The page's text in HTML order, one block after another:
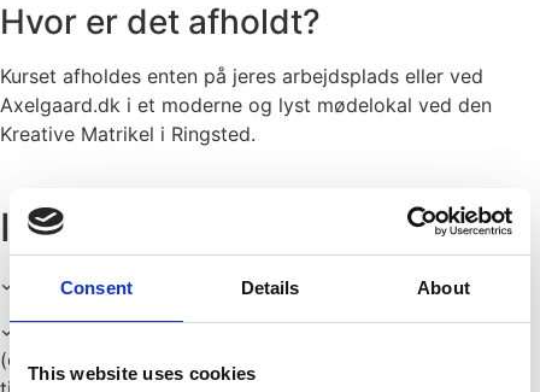
Consent Details About
This website uses cookies
Hvor er det afholdt?
Kurset afholdes enten på jeres arbejdsplads eller ved
Axelgaard.dk i et moderne og lyst mødelokal ved den
Kreative Matrikel i Ringsted.
INDHOLD
✓ Introduktion til iPhone som et værktøj i erhvervslivet.
✓ Gennemgang af iPhone’s grundlæggende funktioner
(opsætning,